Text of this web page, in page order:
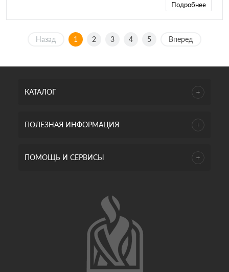
Подробнее
Назад 1 2 3 4 5 Вперед
КАТАЛОГ
ПОЛЕЗНАЯ ИНФОРМАЦИЯ
ПОМОЩЬ И СЕРВИСЫ